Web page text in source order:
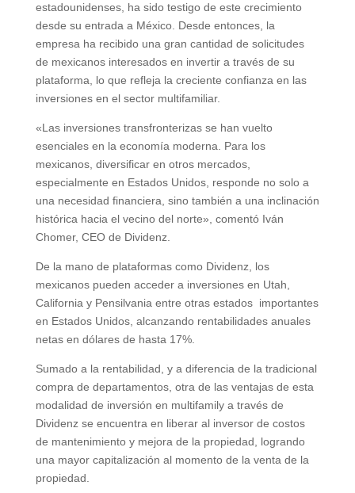
estadounidenses, ha sido testigo de este crecimiento
desde su entrada a México. Desde entonces, la
empresa ha recibido una gran cantidad de solicitudes
de mexicanos interesados en invertir a través de su
plataforma, lo que refleja la creciente confianza en las
inversiones en el sector multifamiliar.
«Las inversiones transfronterizas se han vuelto
esenciales en la economía moderna. Para los
mexicanos, diversificar en otros mercados,
especialmente en Estados Unidos, responde no solo a
una necesidad financiera, sino también a una inclinación
histórica hacia el vecino del norte», comentó Iván
Chomer, CEO de Dividenz.
De la mano de plataformas como Dividenz, los
mexicanos pueden acceder a inversiones en Utah,
California y Pensilvania entre otras estados importantes
en Estados Unidos, alcanzando rentabilidades anuales
netas en dólares de hasta 17%.
Sumado a la rentabilidad, y a diferencia de la tradicional
compra de departamentos, otra de las ventajas de esta
modalidad de inversión en multifamily a través de
Dividenz se encuentra en liberar al inversor de costos
de mantenimiento y mejora de la propiedad, logrando
una mayor capitalización al momento de la venta de la
propiedad.